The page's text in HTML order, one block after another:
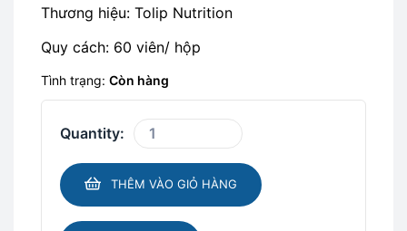
Thương hiệu: Tolip Nutrition
Quy cách: 60 viên/ hộp
Tình trạng: Còn hàng
Quantity:
THÊM VÀO GIỎ HÀNG